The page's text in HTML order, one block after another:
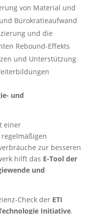
von Material und
Bürokratieaufwand
und die
Rebound-Effekts
und Unterstützung
und
einer
zur besseren
hilft das E-Tool der
und
Check der ETI
Initiative.